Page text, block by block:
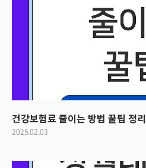
건강보험료 줄이는 방법 꿀팁 정리
2025.02.03